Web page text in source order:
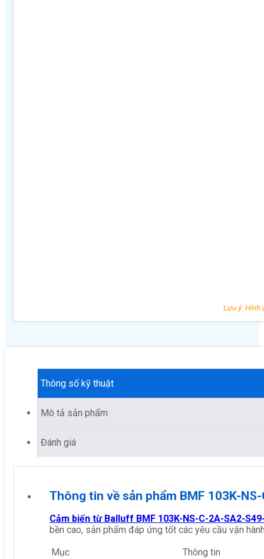
Lưu ý: Hình
Thông số kỹ thuật
Mô tả sản phẩm
Đánh giá
Thông tin về sản phẩm BMF 103K-
Cảm biến từ Balluff BMF 103K-NS-C-2A-SA2-
bền cao, sản phẩm đáp ứng tốt các yêu cầu vận
Mục
Thông tin